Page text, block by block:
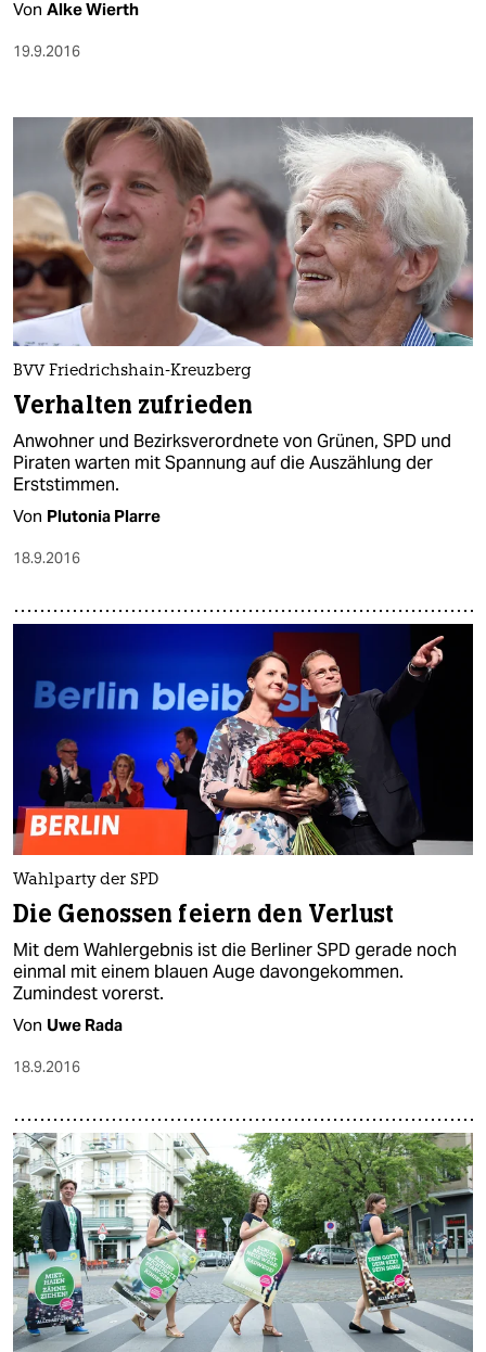
Von Alke Wierth
19.9.2016
BVV Friedrichshain-Kreuzberg
Verhalten zufrieden
Anwohner und Bezirksverordnete von Grünen, SPD und
Piraten warten mit Spannung auf die Auszählung der
Erststimmen.
Von Plutonia Plarre
18.9.2016
Wahlparty der SPD
Die Genossen feiern den Verlust
Mit dem Wahlergebnis ist die Berliner SPD gerade noch
einmal mit einem blauen Auge davongekommen.
Zumindest vorerst.
Von Uwe Rada
18.9.2016